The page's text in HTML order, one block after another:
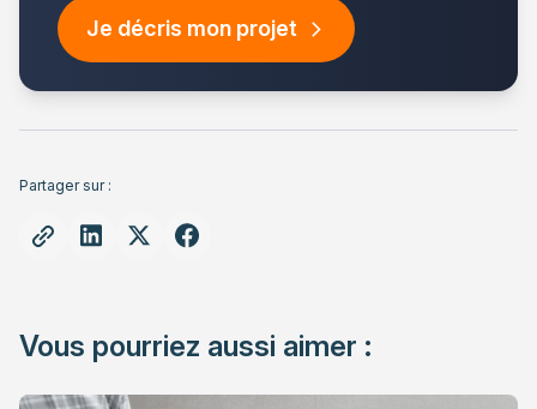
Je décris mon projet
Partager sur :
Vous pourriez aussi aimer :